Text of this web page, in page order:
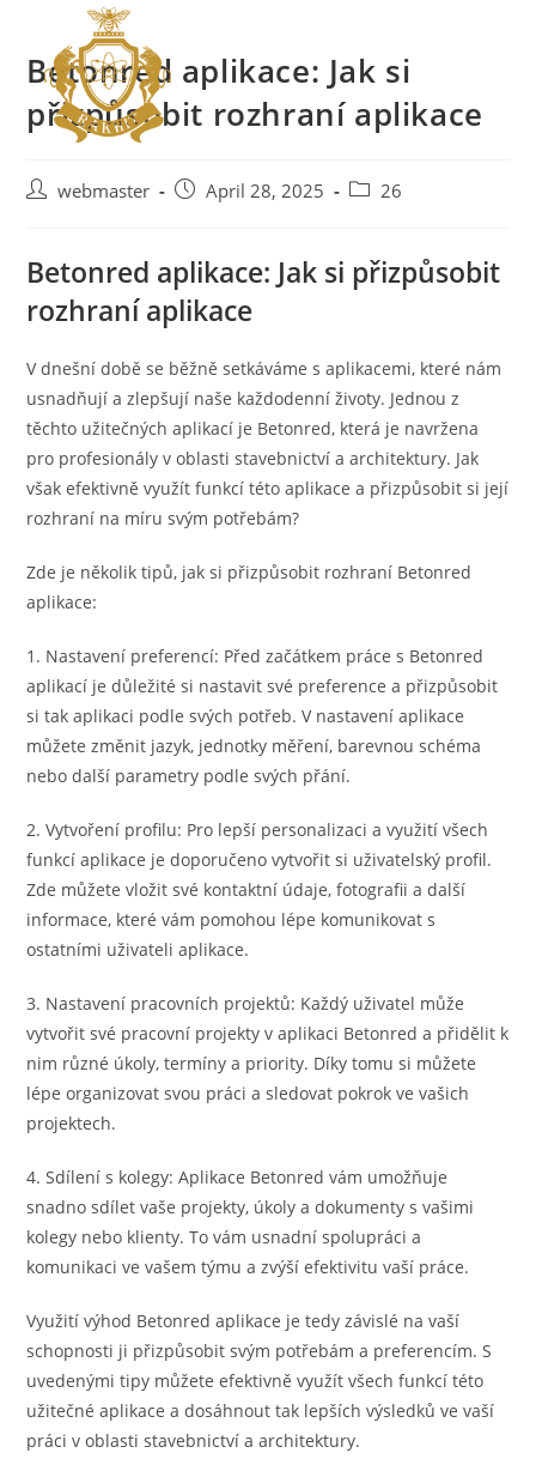
Betonred aplikace: Jak si
přizpůsobit rozhraní aplikace
webmaster April 28, 2025 26
Betonred aplikace: Jak si přizpůsobit
rozhraní aplikace
V dnešní době se běžně setkáváme s aplikacemi, které nám
usnadňují a zlepšují naše každodenní životy. Jednou z
těchto užitečných aplikací je Betonred, která je navržena
pro profesionály v oblasti stavebnictví a architektury. Jak
však efektivně využít funkcí této aplikace a přizpůsobit si její
rozhraní na míru svým potřebám?
Zde je několik tipů, jak si přizpůsobit rozhraní Betonred
aplikace:
1. Nastavení preferencí: Před začátkem práce s Betonred
aplikací je důležité si nastavit své preference a přizpůsobit
si tak aplikaci podle svých potřeb. V nastavení aplikace
můžete změnit jazyk, jednotky měření, barevnou schéma
nebo další parametry podle svých přání.
2. Vytvoření profilu: Pro lepší personalizaci a využití všech
funkcí aplikace je doporučeno vytvořit si uživatelský profil.
Zde můžete vložit své kontaktní údaje, fotografii a další
informace, které vám pomohou lépe komunikovat s
ostatními uživateli aplikace.
3. Nastavení pracovních projektů: Každý uživatel může
vytvořit své pracovní projekty v aplikaci Betonred a přidělit k
nim různé úkoly, termíny a priority. Díky tomu si můžete
lépe organizovat svou práci a sledovat pokrok ve vašich
projektech.
4. Sdílení s kolegy: Aplikace Betonred vám umožňuje
snadno sdílet vaše projekty, úkoly a dokumenty s vašimi
kolegy nebo klienty. To vám usnadní spolupráci a
komunikaci ve vašem týmu a zvýší efektivitu vaší práce.
Využití výhod Betonred aplikace je tedy závislé na vaší
schopnosti ji přizpůsobit svým potřebám a preferencím. S
uvedenými tipy můžete efektivně využít všech funkcí této
užitečné aplikace a dosáhnout tak lepších výsledků ve vaší
práci v oblasti stavebnictví a architektury.